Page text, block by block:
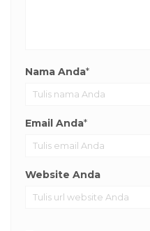
Nama Anda*
Email Anda*
Website Anda